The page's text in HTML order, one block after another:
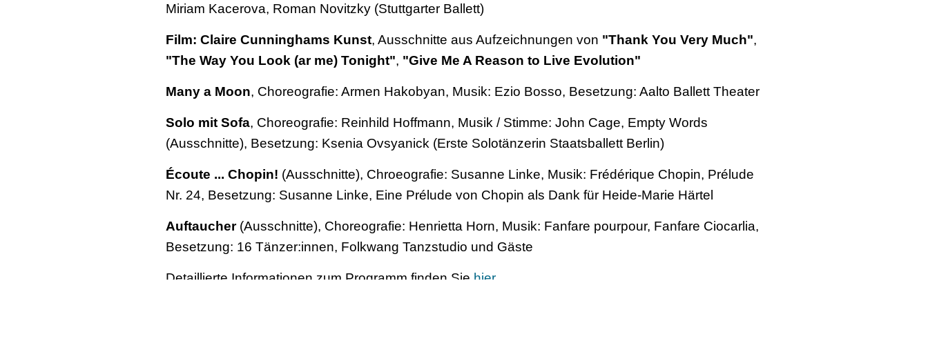
Miriam Kacerova, Roman Novitzky (Stuttgarter Ballett)
Film: Claire Cunninghams Kunst, Ausschnitte aus Aufzeichnungen von "Thank You Very Much",
"The Way You Look (ar me) Tonight", "Give Me A Reason to Live Evolution"
Many a Moon, Choreografie: Armen Hakobyan, Musik: Ezio Bosso, Besetzung: Aalto Ballett Theater
Solo mit Sofa, Choreografie: Reinhild Hoffmann, Musik / Stimme: John Cage, Empty Words
(Ausschnitte), Besetzung: Ksenia Ovsyanick (Erste Solotänzerin Staatsballett Berlin)
Écoute ... Chopin! (Ausschnitte), Chroeografie: Susanne Linke, Musik: Frédérique Chopin, Prélude
Nr. 24, Besetzung: Susanne Linke, Eine Prélude von Chopin als Dank für Heide-Marie Härtel
Auftaucher(Ausschnitte), Choreografie: Henrietta Horn, Musik: Fanfare pourpour, Fanfare Ciocarlia,
Besetzung: 16 Tänzer:innen, Folkwang Tanzstudio und Gäste
Detaillierte Informationen zum Programm finden Sie hier.